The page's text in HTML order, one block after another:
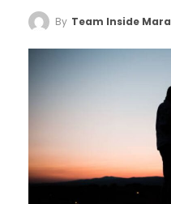
By Team Inside Marathi